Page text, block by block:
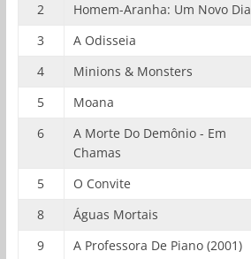
2
Homem-Aranha: Um Novo Dia
3
A Odisseia
4
Minions & Monsters
5
Moana
6
A Morte Do Demônio - Em
Chamas
5 O Convite
8
Águas Mortais
9
A Professora De Piano (2001)